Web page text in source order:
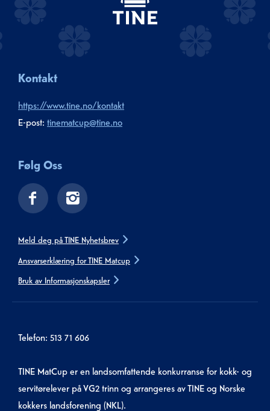
Kontakt
https://www.tine.no/kontakt
E-post: tinematcup@tine.no
Følg Oss
Meld deg på TINE Nyhetsbrev
Ansvarserklæring for TINE Matcup
Bruk av Informasjonskapsler
Telefon: 513 71 606
TINE MatCup er en landsomfattende konkurranse for kokk- og
servitørelever på VG2 trinn og arrangeres av TINE og Norske
kokkers landsforening (NKL).